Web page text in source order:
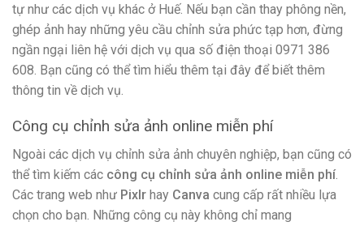
tự như các dịch vụ khác ở Huế. Nếu bạn cần thay phông nền,
ghép ảnh hay những yêu cầu chỉnh sửa phức tạp hơn, đừng
ngần ngại liên hệ với dịch vụ qua số điện thoại 0971 386
608. Bạn cũng có thể tìm hiểu thêm tại đây để biết thêm
thông tin về dịch vụ.
Công cụ chỉnh sửa ảnh online miễn phí
Ngoài các dịch vụ chỉnh sửa ảnh chuyên nghiệp, bạn cũng có
thể tìm kiếm các công cụ chỉnh sửa ảnh online miễn phí.
Các trang web như Pixlr hay Canva cung cấp rất nhiều lựa
chọn cho bạn. Những công cụ này không chỉ mang